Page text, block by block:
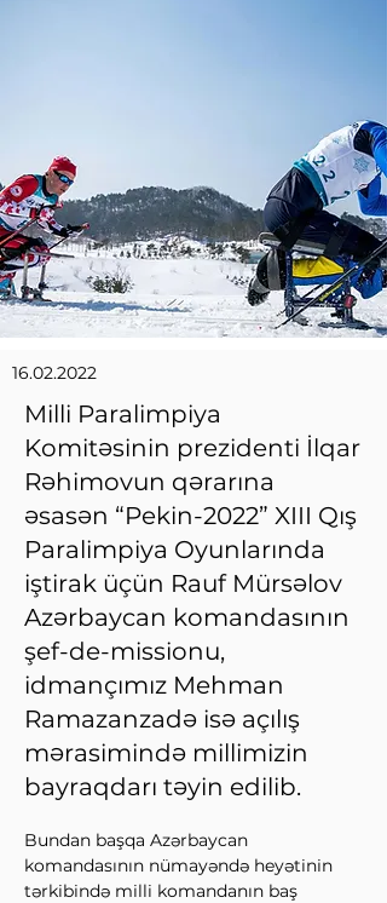
16.02.2022
Milli Paralimpiya
Komitəsinin prezidenti İlqar
Rəhimovun qərarına
əsasən “Pekin-2022” XIII Qış
Paralimpiya Oyunlarında
iştirak üçün Rauf Mürsəlov
Azərbaycan komandasının
şef-de-missionu,
idmançımız Mehman
Ramazanzadə isə açılış
mərasimində millimizin
bayraqdarı təyin edilib.
Bundan başqa Azərbaycan
komandasının nümayəndə heyətinin
tərkibində milli komandanın baş